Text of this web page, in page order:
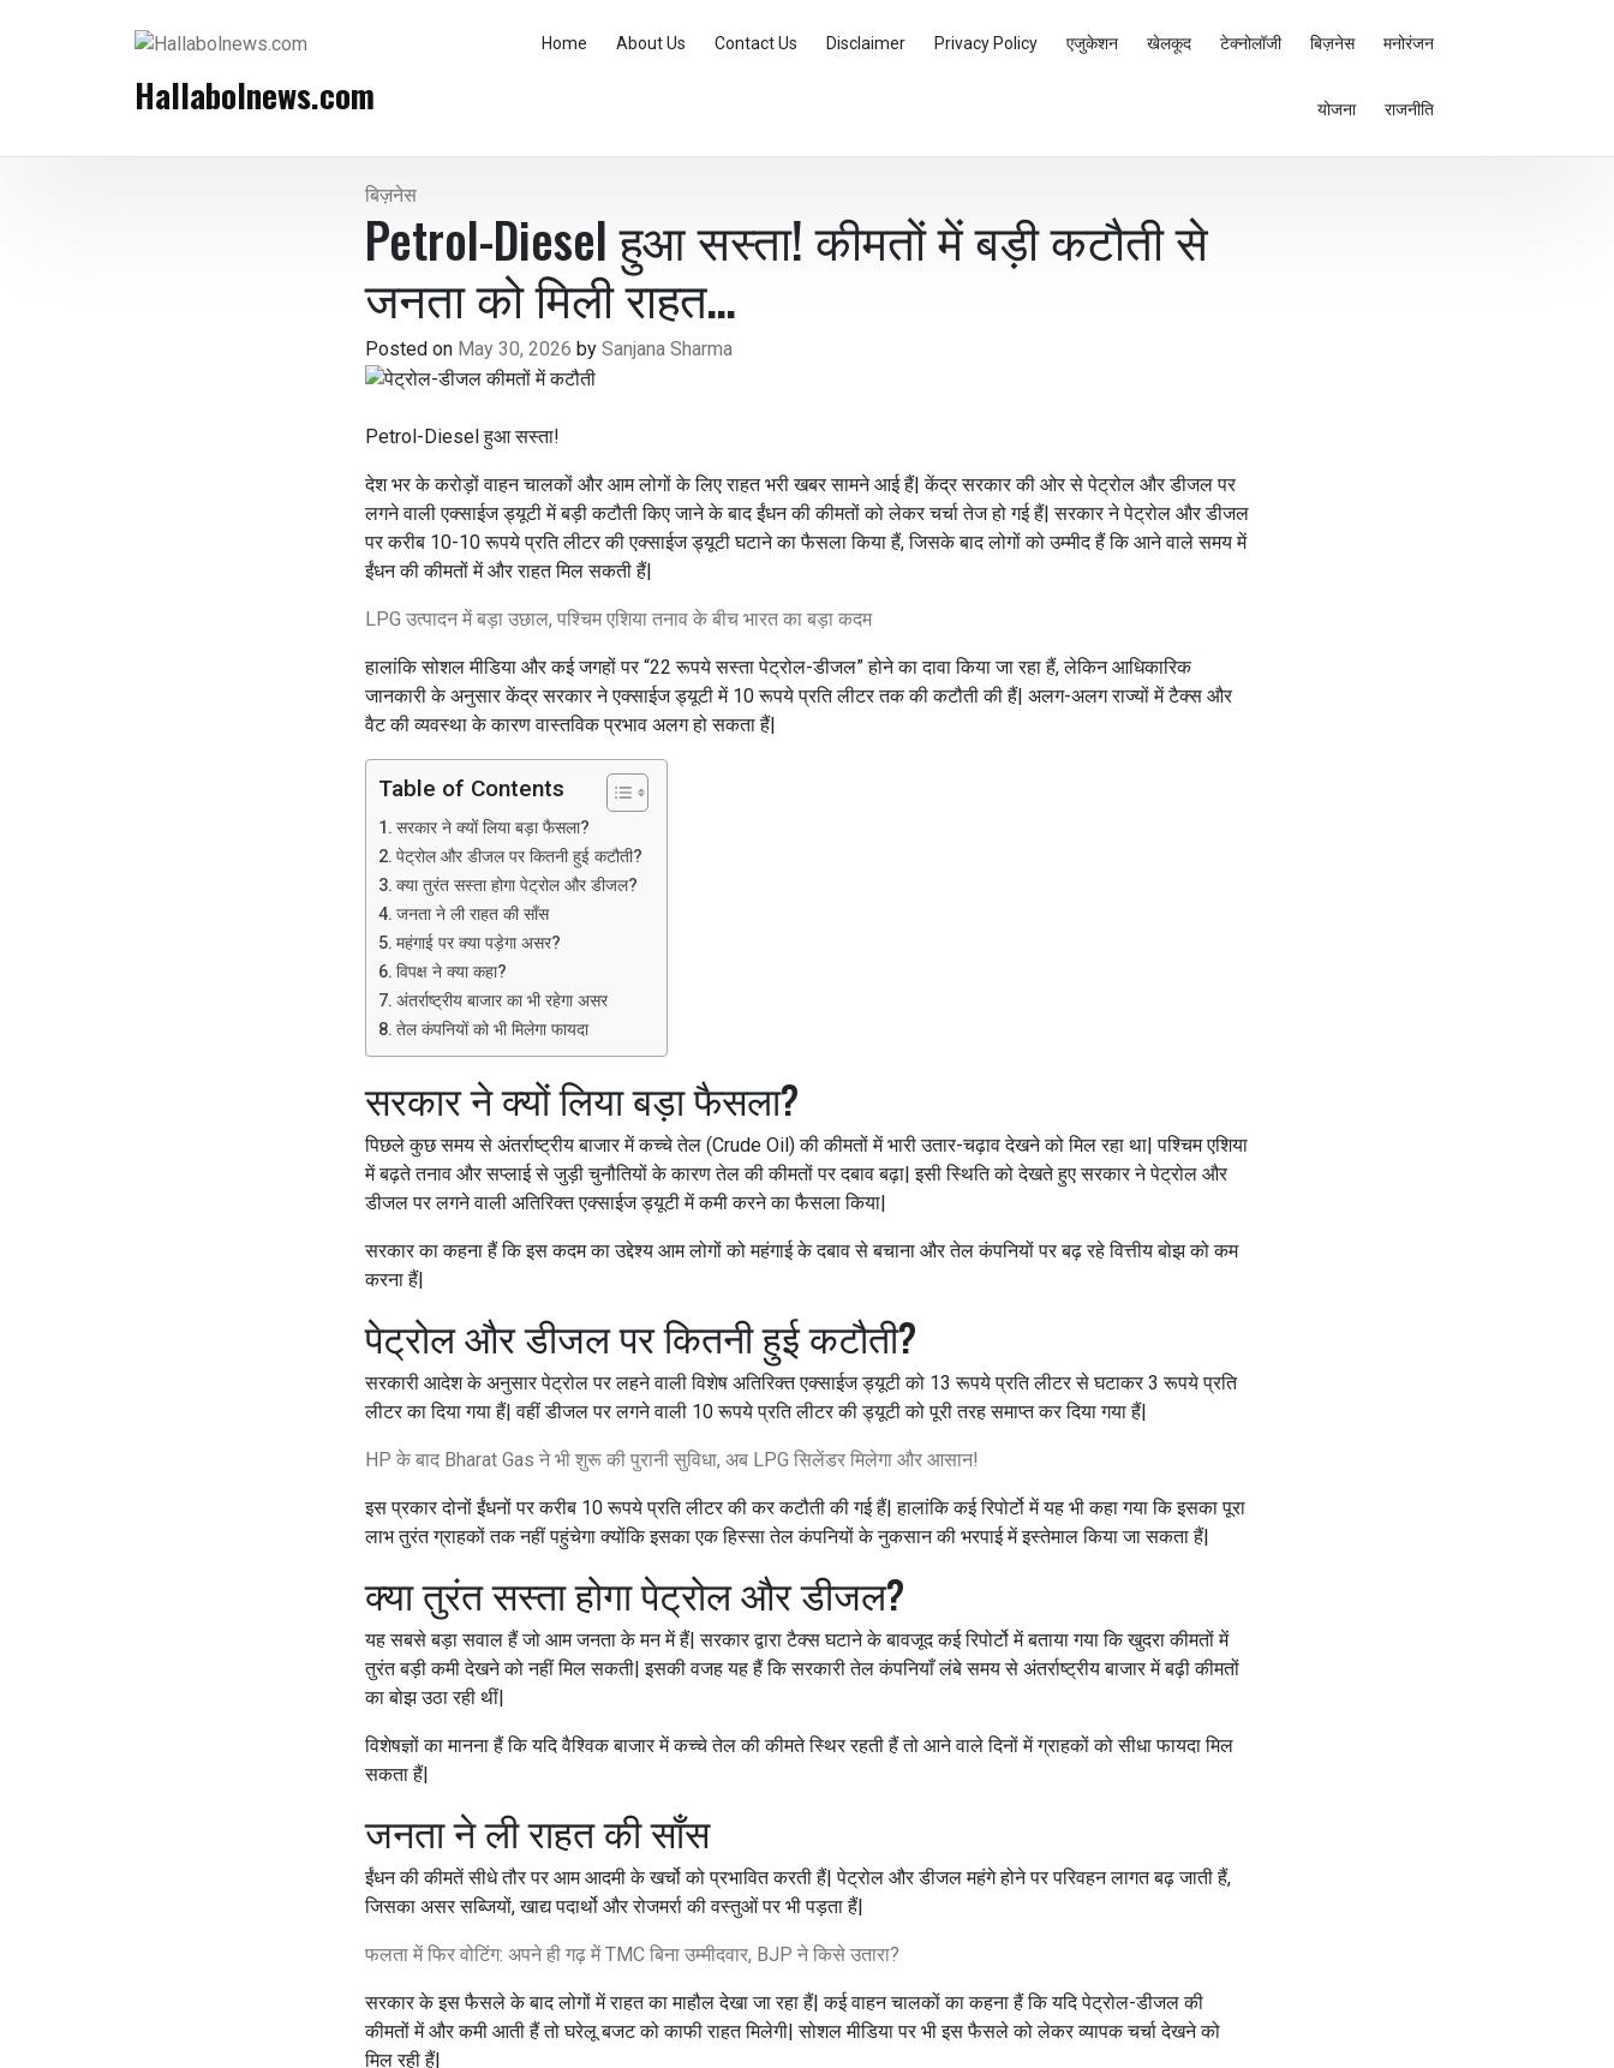
Hallabolnews.com
Home About Us Contact Us Disclaimer Privacy Policy एजुकेशन खेलकूद टेक्नोलॉजी बिज़नेस मनोरंजन
योजना राजनीति
बिज़नेस
Petrol-Diesel हुआ सस्ता! कीमतों में बड़ी कटौती से
जनता को मिली राहत…
Posted on May 30, 2026 by Sanjana Sharma
Petrol-Diesel हुआ सस्ता!
देश भर के करोड़ों वाहन चालकों और आम लोगों के लिए राहत भरी खबर सामने आई हैं| केंद्र सरकार की ओर से पेट्रोल और डीजल पर
लगने वाली एक्साईज ड्यूटी में बड़ी कटौती किए जाने के बाद ईंधन की कीमतों को लेकर चर्चा तेज हो गई हैं| सरकार ने पेट्रोल और डीजल
पर करीब 10-10 रूपये प्रति लीटर की एक्साईज ड्यूटी घटाने का फैसला किया हैं, जिसके बाद लोगों को उम्मीद हैं कि आने वाले समय में
ईंधन की कीमतों में और राहत मिल सकती हैं|
LPG उत्पादन में बड़ा उछाल, पश्चिम एशिया तनाव के बीच भारत का बड़ा कदम
हालांकि सोशल मीडिया और कई जगहों पर “22 रूपये सस्ता पेट्रोल-डीजल” होने का दावा किया जा रहा हैं, लेकिन आधिकारिक
जानकारी के अनुसार केंद्र सरकार ने एक्साईज ड्यूटी में 10 रूपये प्रति लीटर तक की कटौती की हैं| अलग-अलग राज्यों में टैक्स और
वैट की व्यवस्था के कारण वास्तविक प्रभाव अलग हो सकता हैं|
Table of Contents
सरकार ने क्यों लिया बड़ा फैसला?
पेट्रोल और डीजल पर कितनी हुई कटौती?
क्या तुरंत सस्ता होगा पेट्रोल और डीजल?
जनता ने ली राहत की साँस
महंगाई पर क्या पड़ेगा असर?
विपक्ष ने क्या कहा?
अंतर्राष्ट्रीय बाजार का भी रहेगा असर
तेल कंपनियों को भी मिलेगा फायदा
सरकार ने क्यों लिया बड़ा फैसला?
पिछले कुछ समय से अंतर्राष्ट्रीय बाजार में कच्चे तेल (Crude Oil) की कीमतों में भारी उतार-चढ़ाव देखने को मिल रहा था| पश्चिम एशिया
में बढ़ते तनाव और सप्लाई से जुड़ी चुनौतियों के कारण तेल की कीमतों पर दबाव बढ़ा| इसी स्थिति को देखते हुए सरकार ने पेट्रोल और
डीजल पर लगने वाली अतिरिक्त एक्साईज ड्यूटी में कमी करने का फैसला किया|
सरकार का कहना हैं कि इस कदम का उद्देश्य आम लोगों को महंगाई के दबाव से बचाना और तेल कंपनियों पर बढ़ रहे वित्तीय बोझ को कम
करना हैं|
पेट्रोल और डीजल पर कितनी हुई कटौती?
सरकारी आदेश के अनुसार पेट्रोल पर लहने वाली विशेष अतिरिक्त एक्साईज ड्यूटी को 13 रूपये प्रति लीटर से घटाकर 3 रूपये प्रति
लीटर का दिया गया हैं| वहीं डीजल पर लगने वाली 10 रूपये प्रति लीटर की ड्यूटी को पूरी तरह समाप्त कर दिया गया हैं|
HP के बाद Bharat Gas ने भी शुरू की पुरानी सुविधा, अब LPG सिलेंडर मिलेगा और आसान!
इस प्रकार दोनों ईंधनों पर करीब 10 रूपये प्रति लीटर की कर कटौती की गई हैं| हालांकि कई रिपोर्टो में यह भी कहा गया कि इसका पूरा
लाभ तुरंत ग्राहकों तक नहीं पहुंचेगा क्योंकि इसका एक हिस्सा तेल कंपनियों के नुकसान की भरपाई में इस्तेमाल किया जा सकता हैं|
क्या तुरंत सस्ता होगा पेट्रोल और डीजल?
यह सबसे बड़ा सवाल हैं जो आम जनता के मन में हैं| सरकार द्वारा टैक्स घटाने के बावजूद कई रिपोर्टो में बताया गया कि खुदरा कीमतों में
तुरंत बड़ी कमी देखने को नहीं मिल सकती| इसकी वजह यह हैं कि सरकारी तेल कंपनियाँ लंबे समय से अंतर्राष्ट्रीय बाजार में बढ़ी कीमतों
का बोझ उठा रही थीं|
विशेषज्ञों का मानना हैं कि यदि वैश्विक बाजार में कच्चे तेल की कीमते स्थिर रहती हैं तो आने वाले दिनों में ग्राहकों को सीधा फायदा मिल
सकता हैं|
जनता ने ली राहत की साँस
ईंधन की कीमतें सीधे तौर पर आम आदमी के खर्चो को प्रभावित करती हैं| पेट्रोल और डीजल महंगे होने पर परिवहन लागत बढ़ जाती हैं,
जिसका असर सब्जियों, खाद्य पदार्थो और रोजमर्रा की वस्तुओं पर भी पड़ता हैं|
फलता में फिर वोटिंग: अपने ही गढ़ में TMC बिना उम्मीदवार, BJP ने किसे उतारा?
सरकार के इस फैसले के बाद लोगों में राहत का माहौल देखा जा रहा हैं| कई वाहन चालकों का कहना हैं कि यदि पेट्रोल-डीजल की
कीमतों में और कमी आती हैं तो घरेलू बजट को काफी राहत मिलेगी| सोशल मीडिया पर भी इस फैसले को लेकर व्यापक चर्चा देखने को
मिल रही हैं|